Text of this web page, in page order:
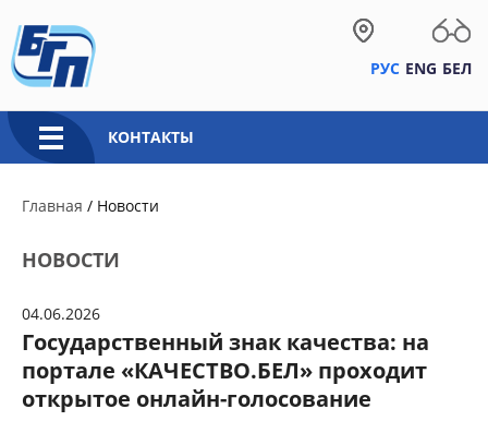
РУС ENG БЕЛ
КОНТАКТЫ
Главная / Новости
НОВОСТИ
04.06.2026
Государственный знак качества: на
портале «КАЧЕСТВО.БЕЛ» проходит
открытое онлайн-голосование